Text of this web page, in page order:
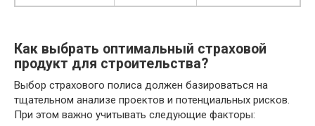
Как выбрать оптимальный страховой
продукт для строительства?
Выбор страхового полиса должен базироваться на
тщательном анализе проектов и потенциальных рисков.
При этом важно учитывать следующие факторы: